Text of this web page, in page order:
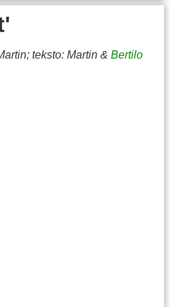
teksto: Martin & Bertilo